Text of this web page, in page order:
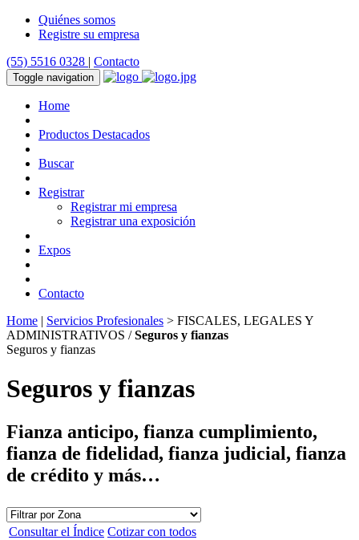
Quiénes somos
Registre su empresa
(55) 5516 0328 | Contacto
Toggle navigation
Home
Productos Destacados
Buscar
Registrar
Registrar mi empresa
Registrar una exposición
Expos
Contacto
Home | Servicios Profesionales > FISCALES, LEGALES Y
ADMINISTRATIVOS /Seguros y fianzas
Seguros y fianzas
Seguros y fianzas
Fianza anticipo, fianza cumplimiento,
fianza de fidelidad, fianza judicial, fianza
de crédito y más…
Consultar el Índice Cotizar con todos